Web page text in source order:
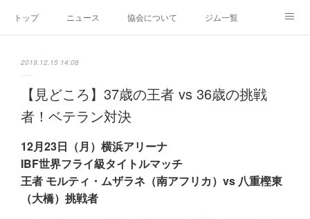
トップ ニュース 協会について ジム一覧
2019.12.15 14:08
【見どころ】37歳の王者 vs 36歳の挑戦
者！ベテラン対決
12月23日（月）横浜アリーナ
IBF世界フライ級タイトルマッチ
王者 モルティ・ムザラネ（南アフリカ）vs 八重樫東
（大橋）挑戦者